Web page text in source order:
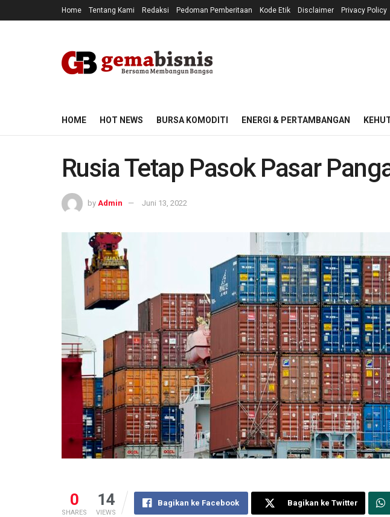
Home Tentang Kami Redaksi Pedoman Pemberitaan Kode Etik Disclaimer Privacy Policy
HOME HOT NEWS BURSA KOMODITI ENERGI & PERTAMBANGAN
Rusia Tetap Pasok Pasar
by Admin Juni 13, 2022
0
SHARES
14
VIEWS
Bagikan ke Facebook Bagikan ke Twitter